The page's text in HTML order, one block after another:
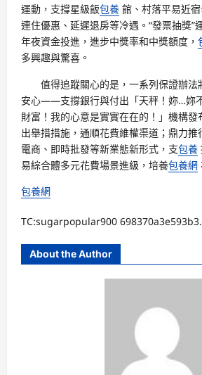
運動，支撐星級飯包養 館、村落平易近
連住優惠、延遲退房等冷遇。“發票抽獎”
年夜資金投進，進步中獎率和中獎額度，
多興趣與驚喜。
值得追蹤關心的是，一系列保證辦法
安心——支撐銀行與付出「天秤！妳…妳
財富！我的心意是實實在在的！」機構
出舉措措施，通順花費維權渠道；鼎力推
電商、即時批發等新業態新形式，支包養
易綜合體多元花費場景進級，培養包養網
包養網
TC:sugarpopular900
About the Author